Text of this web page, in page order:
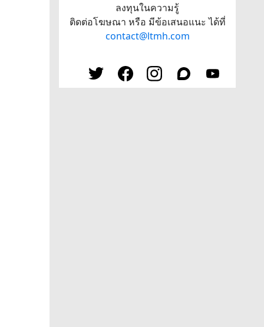
ลงทุนในความรู้
ติดต่อโฆษณา หรือ มีข้อเสนอแนะ ได้ที่
contact@ltmh.com